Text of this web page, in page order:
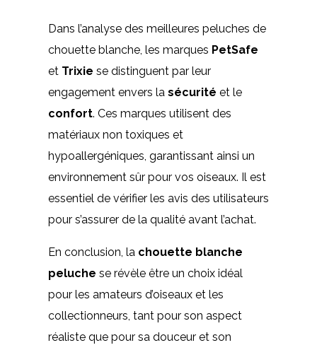
Dans l’analyse des meilleures peluches de
chouette blanche, les marques PetSafe
et Trixie se distinguent par leur
engagement envers la sécurité et le
confort. Ces marques utilisent des
matériaux non toxiques et
hypoallergéniques, garantissant ainsi un
environnement sûr pour vos oiseaux. Il est
essentiel de vérifier les avis des utilisateurs
pour s’assurer de la qualité avant l’achat.
En conclusion, la chouette blanche
peluche se révèle être un choix idéal
pour les amateurs d’oiseaux et les
collectionneurs, tant pour son aspect
réaliste que pour sa douceur et son